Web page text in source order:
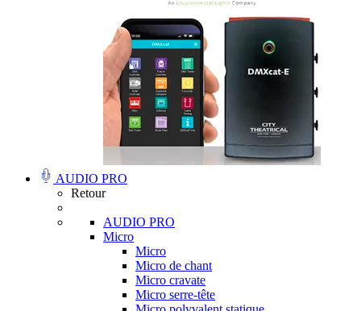
AUDIO PRO
Retour
AUDIO PRO
Micro
Micro
Micro de chant
Micro cravate
Micro serre-tête